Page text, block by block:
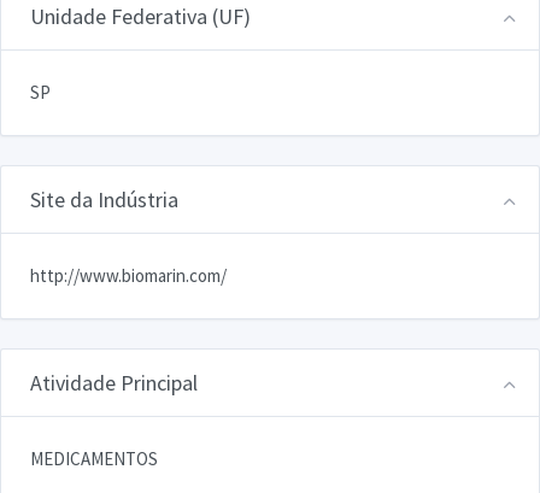
Unidade Federativa (UF)
SP
Site da Indústria
http://www.biomarin.com/
Atividade Principal
MEDICAMENTOS